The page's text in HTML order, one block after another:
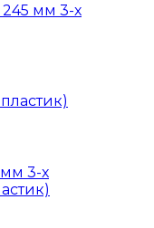
3-х